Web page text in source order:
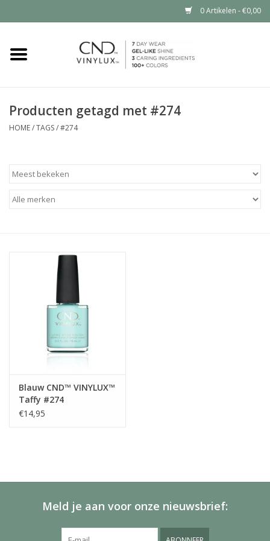
0 Artikelen - €0,00
Home
Nailart voor jou
Producten getagd met #274
HOME/TAGS/#274
Blauw CND™ VINYLUX™
Taffy #274
€14,95
Meld je aan voor onze nieuwsbrief: